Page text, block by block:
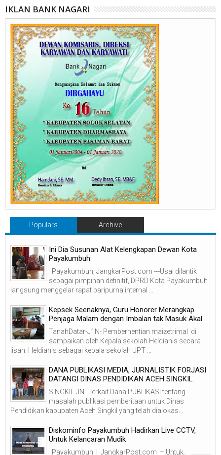
IKLAN BANK NAGARI
Populars Archive
Ini Dia Susunan Alat Kelengkapan Dewan Kota
Payakumbuh
Payakumbuh, JangkarPost.com ---Usai dilantik
sebagai pimpinan definitif, DPRD Kota Payakumbuh
langsung menggelar rapat paripurna internal ...
Kepsek Seenaknya, Guru Honorer Merangkap
Penjaga Malam dengan Imbalan tak Masuk Akal
TanahDatar-J1N- Pemberhentian maizetrimal di
sampaikan oleh Kepala sekolah Heldianis secara
lisan. Heldianis sebagai kepala sekolah UPT ...
DANA PUBLIKASI MEDIA, JURNALISTIK FORJASI
DATANGI DINAS PENDIDIKAN ACEH SINGKIL
SINGKIL-JN- Terkait Dana PUBLIKASI tentang
masalah publikasi pemberitaan untuk Dinas
Pendidikan kabupaten Aceh Singkil yang telah dialokas...
Diskominfo Payakumbuh Hadirkan Live CCTV,
Untuk Kelancaran Mudik
Payakumbuh | JangkarPost.com – Untuk